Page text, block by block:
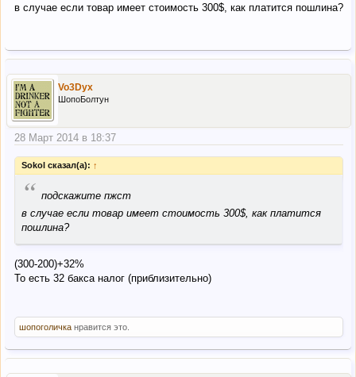
в случае если товар имеет стоимость 300$, как платится пошлина?
Vo3Dyx
ШопоБолтун
28 Март 2014 в 18:37
Sokol сказал(а): ↑
“ подскажите пжст
в случае если товар имеет стоимость 300$, как платится
пошлина?
(300-200)+32%
То есть 32 бакса налог (приблизительно)
шопоголичка нравится это.